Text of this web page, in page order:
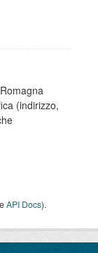
(indirizzo,
API Docs).